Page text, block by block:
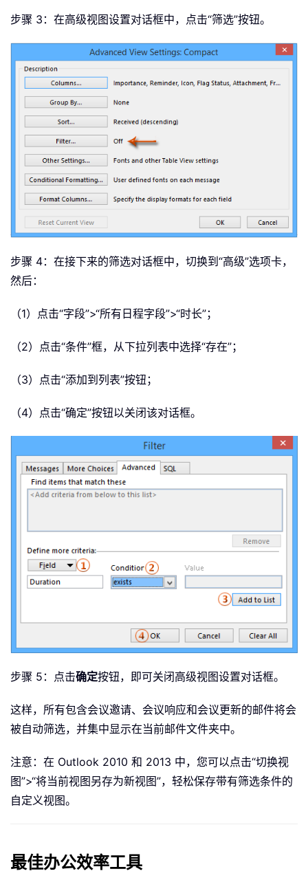
步骤 3：在高级视图设置对话框中，点击“筛选”按钮。
步骤 4：在接下来的筛选对话框中，切换到“高级”选项卡，
然后：
（1）点击“字段”>“所有日程字段”>“时长”；
（2）点击“条件”框，从下拉列表中选择“存在”；
（3）点击“添加到列表”按钮；
（4）点击“确定”按钮以关闭该对话框。
步骤 5：点击确定按钮，即可关闭高级视图设置对话框。
这样，所有包含会议邀请、会议响应和会议更新的邮件将会
被自动筛选，并集中显示在当前邮件文件夹中。
注意：在 Outlook 2010 和 2013 中，您可以点击“切换视
图”>“将当前视图另存为新视图”，轻松保存带有筛选条件的
自定义视图。
最佳办公效率工具